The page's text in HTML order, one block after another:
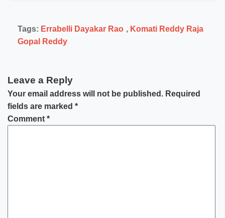
Tags: Errabelli Dayakar Rao , Komati Reddy Raja
Gopal Reddy
Leave a Reply
Your email address will not be published. Required
fields are marked *
Comment *